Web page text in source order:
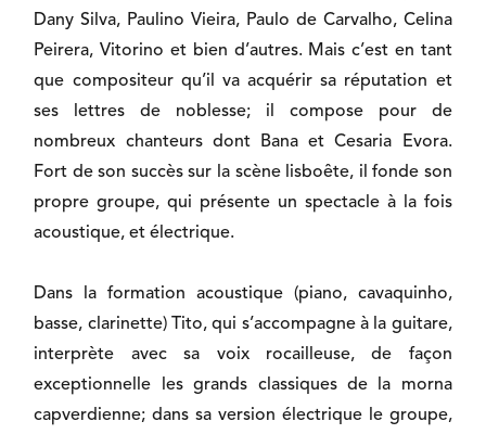
Dany Silva, Paulino Vieira, Paulo de Carvalho, Celina
Peirera, Vitorino et bien d’autres. Mais c’est en tant
que compositeur qu’il va acquérir sa réputation et
ses lettres de noblesse; il compose pour de
nombreux chanteurs dont Bana et Cesaria Evora.
Fort de son succès sur la scène lisboête, il fonde son
propre groupe, qui présente un spectacle à la fois
acoustique, et électrique.
Dans la formation acoustique (piano, cavaquinho,
basse, clarinette) Tito, qui s’accompagne à la guitare,
interprète avec sa voix rocailleuse, de façon
exceptionnelle les grands classiques de la morna
capverdienne; dans sa version électrique le groupe,